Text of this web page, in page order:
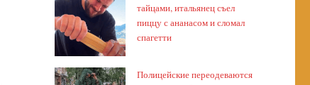
тайцами, итальянец съел
пиццу с ананасом и сломал
спагетти
Полицейские переодеваются